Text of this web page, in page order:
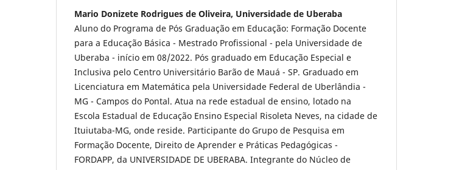
Mario Donizete Rodrigues de Oliveira, Universidade de Uberaba
Aluno do Programa de Pós Graduação em Educação: Formação Docente
para a Educação Básica - Mestrado Profissional - pela Universidade de
Uberaba - início em 08/2022. Pós graduado em Educação Especial e
Inclusiva pelo Centro Universitário Barão de Mauá - SP. Graduado em
Licenciatura em Matemática pela Universidade Federal de Uberlândia -
MG - Campos do Pontal. Atua na rede estadual de ensino, lotado na
Escola Estadual de Educação Ensino Especial Risoleta Neves, na cidade de
Ituiutaba-MG, onde reside. Participante do Grupo de Pesquisa em
Formação Docente, Direito de Aprender e Práticas Pedagógicas -
FORDAPP, da UNIVERSIDADE DE UBERABA. Integrante do Núcleo de